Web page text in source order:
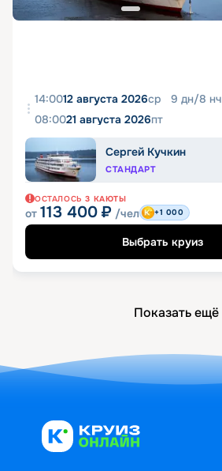
14:0012 августа 2026ср 9 дн/8 нч
08:0021 августа 2026пт
Сергей Кучкин
СТАНДАРТ
ОСТАЛОСЬ 3 КАЮТЫ
от 113 400 ₽ /чел +1 000
Выбрать круиз
Показать ещё